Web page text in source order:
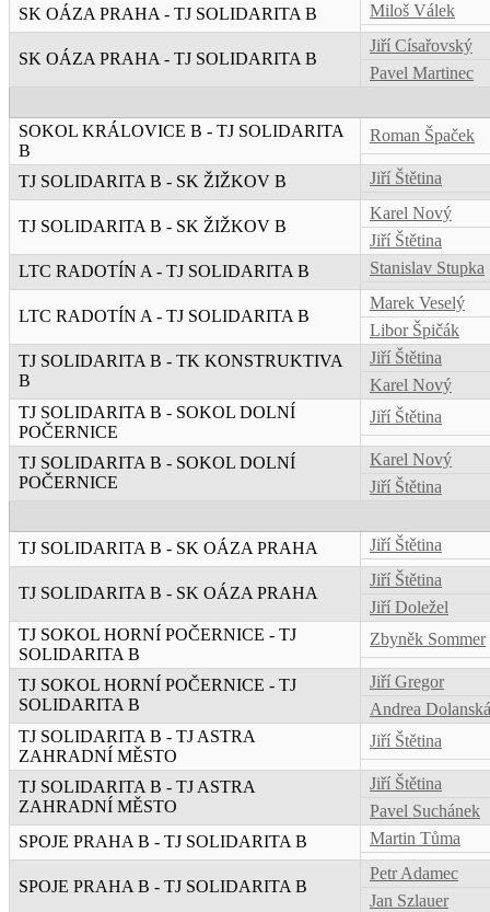
SK OÁZA PRAHA - TJ SOLIDARITA B
Miloš Válek
SK OÁZA PRAHA - TJ SOLIDARITA B
Jiří Císařovský
Pavel Martinec
SOKOL KRÁLOVICE B - TJ SOLIDARITA
B
Roman Špaček
TJ SOLIDARITA B - SK ŽIŽKOV B Jiří Štětina
TJ SOLIDARITA B - SK ŽIŽKOV B
Karel Nový
Jiří Štětina
LTC RADOTÍN A - TJ SOLIDARITA B
Stanislav Stupka
LTC RADOTÍN A - TJ SOLIDARITA B
Marek Veselý
Libor Špičák
TJ SOLIDARITA B - TK KONSTRUKTIVA
B
Jiří Štětina
Karel Nový
TJ SOLIDARITA B - SOKOL DOLNÍ
POČERNICE
Jiří Štětina
TJ SOLIDARITA B - SOKOL DOLNÍ
POČERNICE
Karel Nový
Jiří Štětina
TJ SOLIDARITA B - SK OÁZA PRAHA Jiří Štětina
TJ SOLIDARITA B - SK OÁZA PRAHA
Jiří Štětina
Jiří Doležel
TJ SOKOL HORNÍ POČERNICE - TJ
SOLIDARITA B
Zbyněk Sommer
TJ SOKOL HORNÍ POČERNICE - TJ
SOLIDARITA B
Jiří Gregor
Andrea Dolanská
TJ SOLIDARITA B - TJ ASTRA
ZAHRADNÍ MĚSTO
Jiří Štětina
TJ SOLIDARITA B - TJ ASTRA
ZAHRADNÍ MĚSTO
Jiří Štětina
Pavel Suchánek
SPOJE PRAHA B - TJ SOLIDARITA B
Martin Tůma
SPOJE PRAHA B - TJ SOLIDARITA B
Petr Adamec
Jan Szlauer